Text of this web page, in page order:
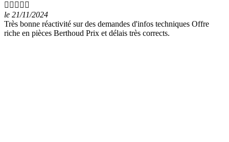
    
le 21/11/2024
Très bonne réactivité sur des demandes d'infos techniques Offre
riche en pièces Berthoud Prix et délais très corrects.